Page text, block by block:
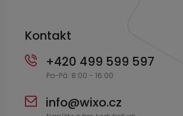
Kontakt
info@wixo.cz
+420 499 599 597